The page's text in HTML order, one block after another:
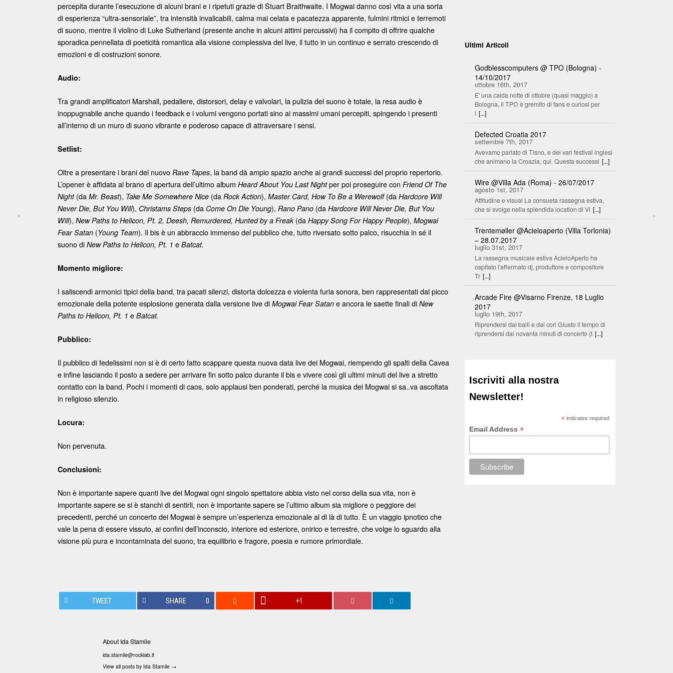
Post navigation
< >
percepita durante l’esecuzione di alcuni brani e i ripetuti grazie di Stuart Braithwaite. I Mogwai danno così vita a una sorta
di esperienza “ultra-sensoriale”, tra intensità invalicabili, calma mai celata e pacatezza apparente, fulmini ritmici e terremoti
di suono, mentre il violino di Luke Sutherland (presente anche in alcuni attimi percussivi) ha il compito di offrire qualche
sporadica pennellata di poeticità romantica alla visione complessiva del live, il tutto in un continuo e serrato crescendo di
emozioni e di costruzioni sonore.
Audio:
Tra grandi amplificatori Marshall, pedaliere, distorsori, delay e valvolari, la pulizia del suono è totale, la resa audio è
inoppugnabile anche quando i feedback e i volumi vengono portati sino ai massimi umani percepiti, spingendo i presenti
all’interno di un muro di suono vibrante e poderoso capace di attraversare i sensi.
Setlist:
Oltre a presentare i brani del nuovo Rave Tapes, la band dà ampio spazio anche ai grandi successi del proprio repertorio.
L’opener è affidata al brano di apertura dell’ultimo album Heard About You Last Nightper poi proseguire con Friend Of The
Night(da Mr. Beast), Take Me Somewhere Nice (da Rock Action), Master Card, How To Be a Werewolf(da Hardcore Will
Never Die, But You Will), Christams Steps (da Come On Die Young), Rano Pano (da Hardcore Will Never Die, But You
Will), New Paths to Helicon, Pt. 2, Deesh, Remurdered, Hunted by a Freak(da Happy Song For Happy People), Mogwai
Fear Satan (Young Team). Il bis è un abbraccio immenso del pubblico che, tutto riversato sotto palco, risucchia in sé il
suono di New Paths to Helicon, Pt. 1 e Batcat.
Momento migliore:
I saliscendi armonici tipici della band, tra pacati silenzi, distorta dolcezza e violenta furia sonora, ben rappresentati dal picco
emozionale della potente esplosione generata dalla versione live di Mogwai Fear Satan e ancora le saette finali di New
Paths to Helicon, Pt. 1 e Batcat.
Pubblico:
Il pubblico di fedelissimi non si è di certo fatto scappare questa nuova data live dei Mogwai, riempendo gli spalti della Cavea
e infine lasciando il posto a sedere per arrivare fin sotto palco durante il bis e vivere così gli ultimi minuti del live a stretto
contatto con la band. Pochi i momenti di caos, solo applausi ben ponderati, perché la musica dei Mogwai si sa..va ascoltata
in religioso silenzio.
Locura:
Non pervenuta.
Conclusioni:
Non è importante sapere quanti live dei Mogwai ogni singolo spettatore abbia visto nel corso della sua vita, non è
importante sapere se si è stanchi di sentirli, non è importante sapere se l’ultimo album sia migliore o peggiore dei
precedenti, perché un concerto dei Mogwai è sempre un’esperienza emozionale al di là di tutto. È un viaggio ipnotico che
vale la pena di essere vissuto, ai confini dell’inconscio, interiore ed esteriore, onirico e terrestre, che volge lo sguardo alla
visione più pura e incontaminata del suono, tra equilibrio e fragore, poesia e rumore primordiale.
TWEET SHARE 0 +1
About Ida Stamile
ida.stamile@rocklab.it
View all posts by Ida Stamile →
Ultimi Articoli
Godblesscomputers @ TPO (Bologna) -
14/10/2017
ottobre 16th, 2017
E' una calda notte di ottobre (quasi maggio) a
Bologna, il TPO è gremito di fans e curiosi per
l [...]
Defected Croatia 2017
settembre 7th, 2017
Avevamo parlato di Tisno, e dei vari festival inglesi
che animano la Croazia, qui. Questa successi [...]
Wire @Villa Ada (Roma) - 26/07/2017
agosto 1st, 2017
Attitudine e visual La consueta rassegna estiva,
che si svolge nella splendida location di Vi [...]
Trentemøller @Acieloaperto (Villa Torlonia)
– 28.07.2017
luglio 31st, 2017
La rassegna musicale estiva AcieloAperto ha
ospitato l'affermato dj, produttore e compositore
Tr [...]
Arcade Fire @Visarno Firenze, 18 Luglio
2017
luglio 19th, 2017
Riprendersi dai balli e dai cori Giusto il tempo di
riprendersi dai novanta minuti di concerto (t [...]
Iscriviti alla nostra
Newsletter!
* indicates required
Email Address*